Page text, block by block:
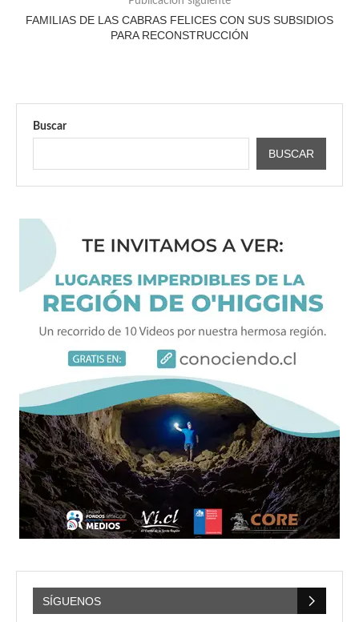
FAMILIAS DE LAS CABRAS FELICES CON SUS SUBSIDIOS
PARA RECONSTRUCCIÓN
Buscar
BUSCAR
SÍGUENOS